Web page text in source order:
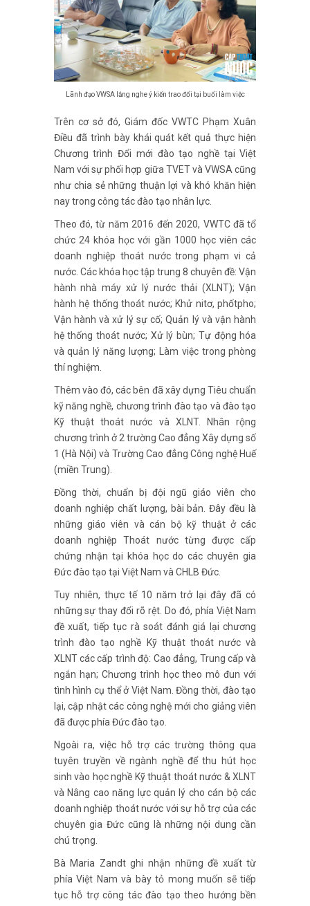
Lãnh đạo VWSA lắng nghe ý kiến trao đổi tại buổi làm việc
Trên cơ sở đó, Giám đốc VWTC Phạm Xuân
Điều đã trình bày khái quát kết quả thực hiện
Chương trình Đổi mới đào tạo nghề tại Việt
Nam với sự phối hợp giữa TVET và VWSA cũng
như chia sẻ những thuận lợi và khó khăn hiện
nay trong công tác đào tạo nhân lực.
Theo đó, từ năm 2016 đến 2020, VWTC đã tổ
chức 24 khóa học với gần 1000 học viên các
doanh nghiệp thoát nước trong phạm vi cả
nước. Các khóa học tập trung 8 chuyên đề: Vận
hành nhà máy xử lý nước thải (XLNT); Vận
hành hệ thống thoát nước; Khử nitơ, phốtpho;
Vận hành và xử lý sự cố; Quản lý và vận hành
hệ thống thoát nước; Xử lý bùn; Tự động hóa
và quản lý năng lượng; Làm việc trong phòng
thí nghiệm.
Thêm vào đó, các bên đã xây dựng Tiêu chuẩn
kỹ năng nghề, chương trình đào tạo và đào tạo
Kỹ thuật thoát nước và XLNT. Nhân rộng
chương trình ở 2 trường Cao đẳng Xây dựng số
1 (Hà Nội) và Trường Cao đẳng Công nghệ Huế
(miền Trung).
Đồng thời, chuẩn bị đội ngũ giáo viên cho
doanh nghiệp chất lượng, bài bản. Đây đều là
những giáo viên và cán bộ kỹ thuật ở các
doanh nghiệp Thoát nước từng được cấp
chứng nhận tại khóa học do các chuyên gia
Đức đào tạo tại Việt Nam và CHLB Đức.
Tuy nhiên, thực tế 10 năm trở lại đây đã có
những sự thay đổi rõ rệt. Do đó, phía Việt Nam
đề xuất, tiếp tục rà soát đánh giá lại chương
trình đào tạo nghề Kỹ thuật thoát nước và
XLNT các cấp trình độ: Cao đẳng, Trung cấp và
ngắn hạn; Chương trình học theo mô đun với
tình hình cụ thể ở Việt Nam. Đồng thời, đào tạo
lại, cập nhật các công nghệ mới cho giảng viên
đã được phía Đức đào tạo.
Ngoài ra, việc hỗ trợ các trường thông qua
tuyên truyền về ngành nghề để thu hút học
sinh vào học nghề Kỹ thuật thoát nước & XLNT
và Nâng cao năng lực quản lý cho cán bộ các
doanh nghiệp thoát nước với sự hỗ trợ của các
chuyên gia Đức cũng là những nội dung cần
chú trọng.
Bà Maria Zandt ghi nhận những đề xuất từ
phía Việt Nam và bày tỏ mong muốn sẽ tiếp
tục hỗ trợ công tác đào tạo theo hướng bền